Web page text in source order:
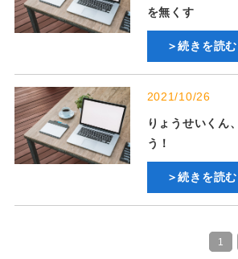
を無くす
＞続きを読む
2021/10/26
りょうせいくん
う！
＞続きを読む
1